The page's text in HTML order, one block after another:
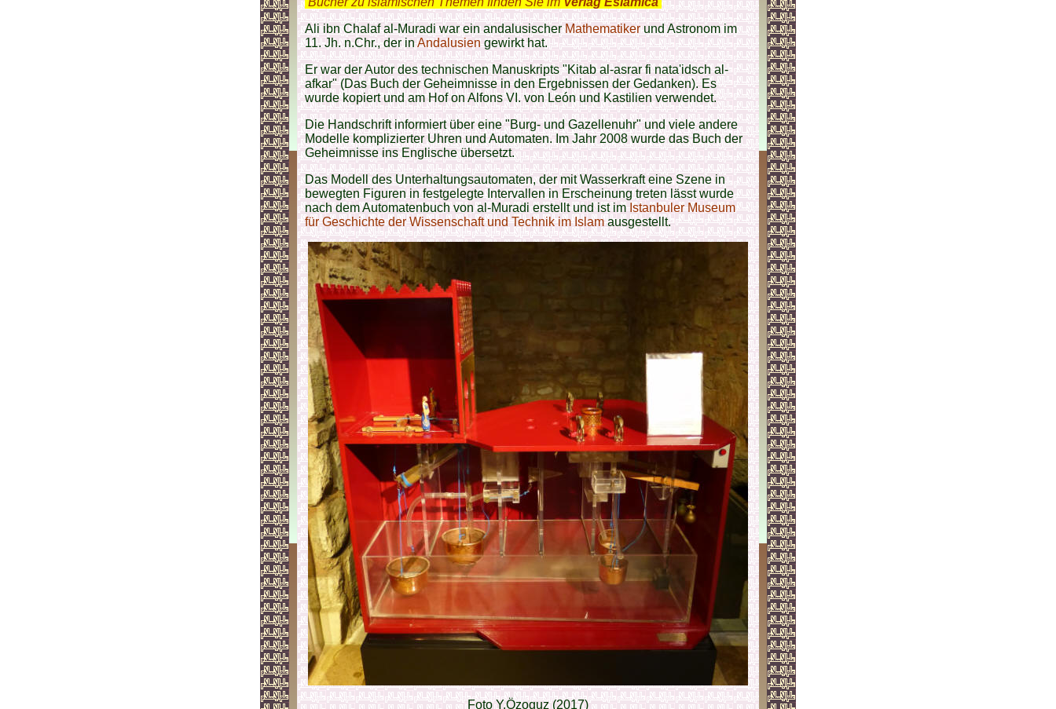
Ali ibn Chalaf al-Muradi war ein andalusischerMathematikerund Astronom im
11. Jh. n.Chr., der inAndalusiengewirkt hat.
Er war der Autor des technischen Manuskripts "Kitab al-asrar fi nata'idsch al-
afkar" (Das Buch der Geheimnisse in den Ergebnissen der Gedanken). Es
wurde kopiert und am Hof on Alfons VI. von León und Kastilien verwendet.
Die Handschrift informiert über eine "Burg- und Gazellenuhr" und viele andere
Modelle komplizierter Uhren und Automaten. Im Jahr 2008 wurde das Buch der
Geheimnisse ins Englische übersetzt.
Das Modell des Unterhaltungsautomaten, der mit Wasserkraft eine Szene in
bewegten Figuren in festgelegte Intervallen in Erscheinung treten lässt wurde
nach dem Automatenbuch von al-Muradi erstellt und ist imIstanbuler Museum
für Geschichte der Wissenschaft und Technik im Islamausgestellt.
Foto Y.Özoguz (2017)